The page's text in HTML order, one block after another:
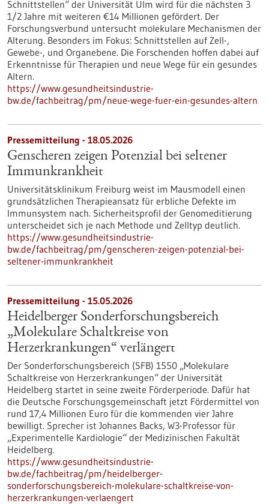
Schnittstellen“ der Universität Ulm wird für die nächsten 3
1/2 Jahre mit weiteren €14 Millionen gefördert. Der
Forschungsverbund untersucht molekulare Mechanismen der
Alterung. Besonders im Fokus: Schnittstellen auf Zell-,
Gewebe-​, und Organebene. Die Forschenden hoffen dabei auf
Erkenntnisse für Therapien und neue Wege für ein gesundes
Altern.
https://www.gesundheitsindustrie-
bw.de/fachbeitrag/pm/neue-wege-fuer-ein-gesundes-altern
Pressemitteilung - 18.05.2026
Genscheren zeigen Potenzial bei seltener
Immunkrankheit
Universitätsklinikum Freiburg weist im Mausmodell einen
grundsätzlichen Therapieansatz für erbliche Defekte im
Immunsystem nach. Sicherheitsprofil der Genomeditierung
unterscheidet sich je nach Methode und Zelltyp deutlich.
https://www.gesundheitsindustrie-
bw.de/fachbeitrag/pm/genscheren-zeigen-potenzial-bei-
seltener-immunkrankheit
Pressemitteilung - 15.05.2026
Heidelberger Sonderforschungsbereich
„Molekulare Schaltkreise von
Herzerkrankungen“ verlängert
Der Sonderforschungsbereich (SFB) 1550 „Molekulare
Schaltkreise von Herzerkrankungen“ der Universität
Heidelberg startet in seine zweite Förderperiode. Dafür hat
die Deutsche Forschungsgemeinschaft jetzt Fördermittel von
rund 17,4 Millionen Euro für die kommenden vier Jahre
bewilligt. Sprecher ist Johannes Backs, W3-Professor für
„Experimentelle Kardiologie“ der Medizinischen Fakultät
Heidelberg.
https://www.gesundheitsindustrie-
bw.de/fachbeitrag/pm/heidelberger-
sonderforschungsbereich-molekulare-schaltkreise-von-
herzerkrankungen-verlaengert